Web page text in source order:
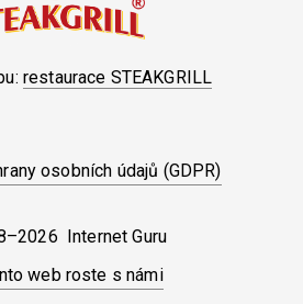
restaurace STEAKGRILL
osobních údajů (GDPR)
Internet Guru
web roste s námi